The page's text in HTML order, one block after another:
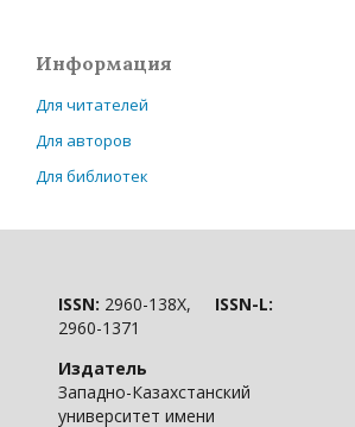
Информация
Для читателей
Для авторов
Для библиотек
ISSN: 2960-138X, ISSN-L:
2960-1371
Издатель
Западно-Казахстанский
университет имени